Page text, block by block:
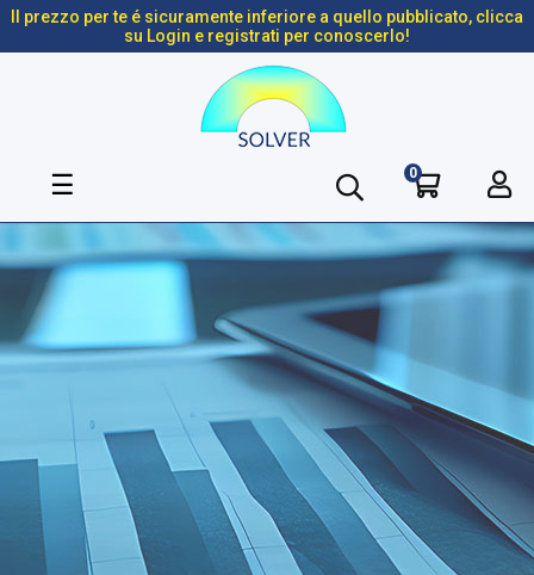
Il prezzo per te é sicuramente inferiore a quello pubblicato, clicca
su Login e registrati per conoscerlo!
navigazione
☰ 0